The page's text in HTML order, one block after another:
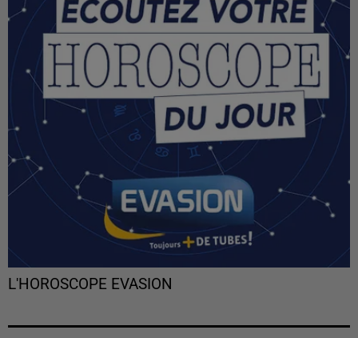
L'HOROSCOPE EVASION